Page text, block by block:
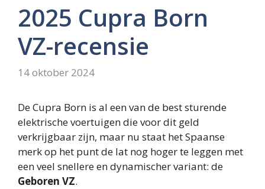
2025 Cupra Born
VZ-recensie
14 oktober 2024
De Cupra Born is al een van de best sturende
elektrische voertuigen die voor dit geld
verkrijgbaar zijn, maar nu staat het Spaanse
merk op het punt de lat nog hoger te leggen met
een veel snellere en dynamischer variant: de
Geboren VZ.